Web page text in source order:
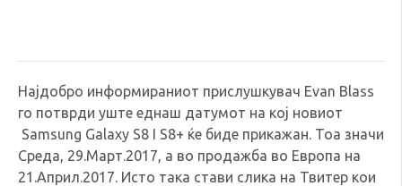
Најдобро информираниот прислушкувач Evan Blass
го потврди уште еднаш датумот на кој новиот
Samsung Galaxy S8 I S8+ ќе биде прикажан. Тоа значи
Среда, 29.Март.2017, а во продажба во Европа на
21.Април.2017. Исто така стави слика на Твитер кои